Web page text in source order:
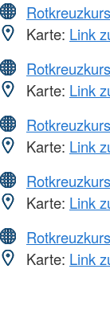
Karte: Link
Karte: Link
Karte: Link
Karte: Link
Karte: Link